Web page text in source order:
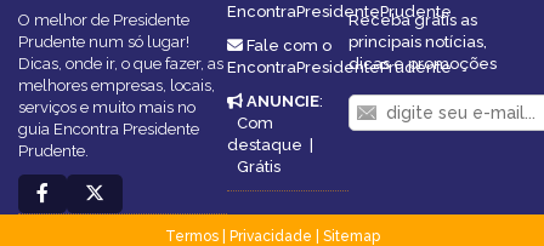
O melhor de Presidente
Prudente num só lugar!
Dicas, onde ir, o que fazer, as
melhores empresas, locais,
serviços e muito mais no
guia Encontra Presidente
Prudente.
EncontraPresidentePrudente
Fale com o
EncontraPresidentePrudente
ANUNCIE:
Com
destaque |
Grátis
Receba grátis as
principais notícias,
dicas e promoções
Termos| Privacidade
Sitemap